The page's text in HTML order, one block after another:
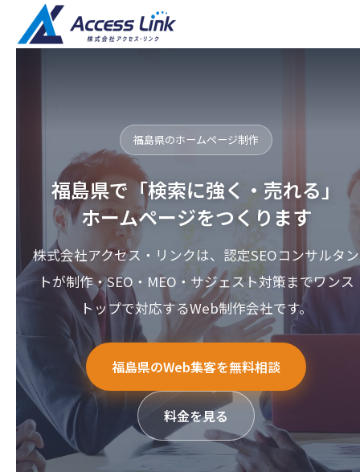
福島県のホームページ制作
福島県で「検索に強く・売れる」
ホームページをつくります
株式会社アクセス・リンクは、認定SEOコンサルタン
トが制作・SEO・MEO・サジェスト対策までワンス
トップで対応するWeb制作会社です。
福島県のWeb集客を無料相談
料金を見る